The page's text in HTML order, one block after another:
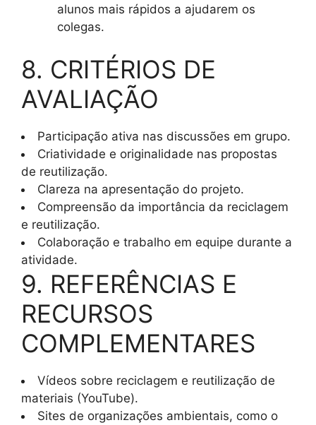
alunos mais rápidos a ajudarem os
colegas.
8. CRITÉRIOS DE
AVALIAÇÃO
Participação ativa nas discussões em grupo.
Criatividade e originalidade nas propostas
de reutilização.
Clareza na apresentação do projeto.
Compreensão da importância da reciclagem
e reutilização.
Colaboração e trabalho em equipe durante a
atividade.
9. REFERÊNCIAS E
RECURSOS
COMPLEMENTARES
Vídeos sobre reciclagem e reutilização de
materiais (YouTube).
Sites de organizações ambientais, como o